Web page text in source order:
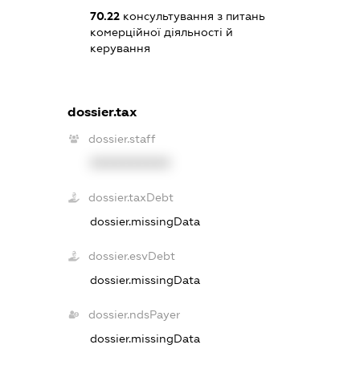
70.22консультування з питань
комерційної діяльності й
керування
dossier.tax
dossier.staff
dossier.taxDebt
dossier.missingData
dossier.esvDebt
dossier.missingData
dossier.ndsPayer
dossier.missingData